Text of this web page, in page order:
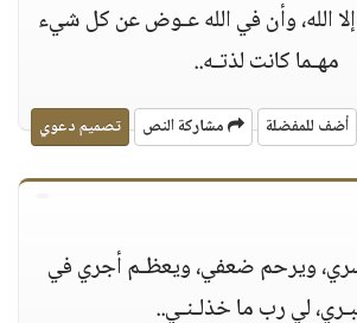
إلا الله، وأن في الله عـوض عن كل شيء
مهـما كانت لذتـه..
أضف للمفضلة مشاركة النص تصميم دعوي
ويرحم ضعفي، ويعظـم أجري في
لي رب ما خذلـنـي..